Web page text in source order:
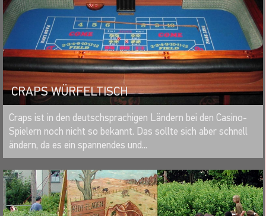
CRAPS WÜRFELTISCH
MERKEN
Craps ist in den deutschsprachigen Ländern bei den Casino-
Spielern noch nicht so bekannt. Das sollte sich aber schnell
ändern, da es ein spannendes und...